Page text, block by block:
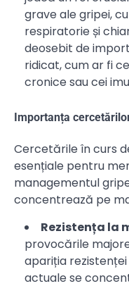
grave ale gripei,
respiratorie și
deosebit de
ridicat, cum ar fi
cronice sau cei
Importanța
Cercetările în curs
esențiale pentru
managementul
concentrează pe
Rezistența la
provocările
apariția
actuale se